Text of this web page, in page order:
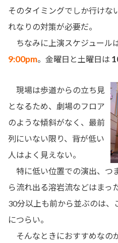
そのタイミングでしか行けな
れなりの対策が必要だ。
ちなみに上演スケジュール
9:00pm。金曜日と土曜日は
現場は歩道からの立ち見
となるため、劇場のフロア
のような傾斜がなく、最前
列にいない限り、背が低い
人はよく見えない。
特に低い位置での演出、つ
ら流れ出る溶岩流などはまっ
30分以上も前から並ぶのは、
につらい。
そんなときにおすすめなの